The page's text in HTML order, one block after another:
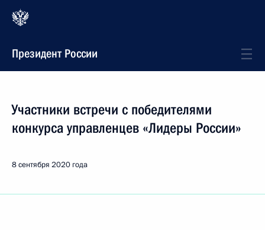
Президент России
Участники встречи с победителями
конкурса управленцев «Лидеры России»
8 сентября 2020 года